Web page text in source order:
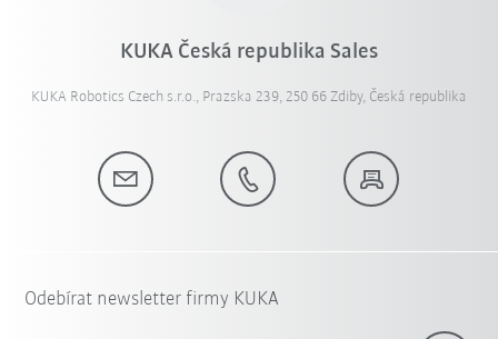
KUKA Česká republika Sales
KUKA Robotics Czech s.r.o., Prazska 239, 250 66 Zdiby, Česká republika
Odebírat newsletter firmy KUKA